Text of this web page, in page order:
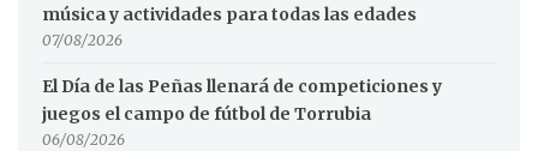
música y actividades para todas las edades
07/08/2026
El Día de las Peñas llenará de competiciones y
juegos el campo de fútbol de Torrubia
06/08/2026